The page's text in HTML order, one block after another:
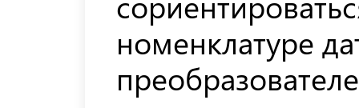
номенклатуре